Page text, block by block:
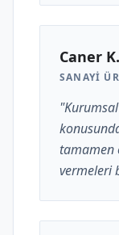
Caner K.
SANAYI
tamamen
vermeleri